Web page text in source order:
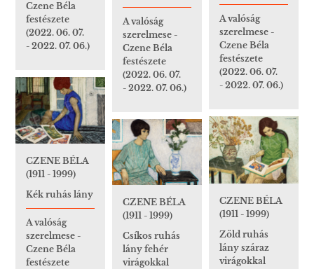
Czene Béla
festészete
(2022. 06. 07.
- 2022. 07. 06.)
A valóság
szerelmese -
Czene Béla
festészete
(2022. 06. 07.
- 2022. 07. 06.)
A valóság
szerelmese -
Czene Béla
festészete
(2022. 06. 07.
- 2022. 07. 06.)
CZENE BÉLA
(1911 - 1999)
Kék ruhás lány
A valóság
szerelmese -
Czene Béla
festészete
CZENE BÉLA
(1911 - 1999)
Zöld ruhás
lány száraz
virágokkal
CZENE BÉLA
(1911 - 1999)
Csíkos ruhás
lány fehér
virágokkal